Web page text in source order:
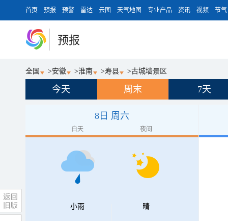
首页 预报 预警 雷达 云图 天气地图 专业产品 资讯 视频 节气
预报
全国 >安徽 >淮南 >寿县 >古城墙景区
今天 周末 7天
8日 周六
白天 夜间
小雨 晴